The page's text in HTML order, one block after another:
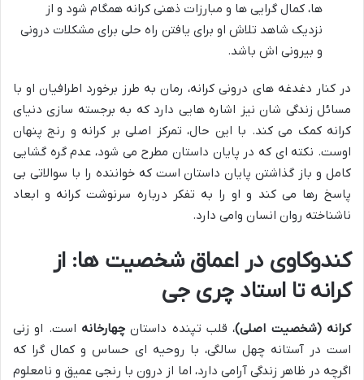
ها، کمال گرایی ها و مبارزات ذهنی کرانه همگام شود و از
نزدیک شاهد تلاش او برای یافتن راه حلی برای مشکلات درونی
و بیرونی اش باشد.
در کنار دغدغه های درونی کرانه، رمان به طرز برخورد اطرافیان او با
مسائل زندگی شان نیز اشاره هایی دارد که به برجسته سازی دنیای
کرانه کمک می کند. با این حال، تمرکز اصلی بر کرانه و رنج پنهان
اوست. نکته ای که در پایان داستان مطرح می شود، عدم گره گشایی
کامل و باز گذاشتن پایان داستان است که خواننده را با سوالاتی بی
پاسخ رها می کند و او را به تفکر درباره سرنوشت کرانه و ابعاد
ناشناخته روان انسان وامی دارد.
کندوکاوی در اعماق شخصیت ها: از
کرانه تا استاد چری جی
کرانه (شخصیت اصلی)، قلب تپنده داستان چهارخانه است. او زنی
است در آستانه چهل سالگی، با روحیه ای حساس و کمال گرا که
اگرچه در ظاهر زندگی آرامی دارد، اما از درون با رنجی عمیق و نامعلوم